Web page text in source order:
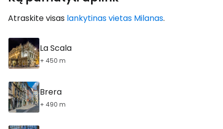
Atraskite visas lankytinas vietas Milanas.
La Scala
+ 450 m
Brera
+ 490 m